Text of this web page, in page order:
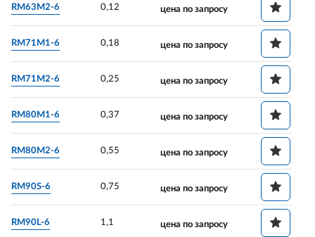
RM63M2-6 0,12 цена по запросу
RM71M1-6 0,18 цена по запросу
RM71M2-6 0,25 цена по запросу
RM80M1-6 0,37 цена по запросу
RM80M2-6 0,55 цена по запросу
RM90S-6 0,75 цена по запросу
RM90L-6 1,1 цена по запросу